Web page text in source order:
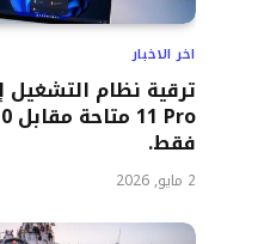
اخر الاخبار
فقط.
2 مايو, 2026